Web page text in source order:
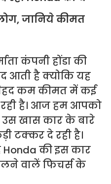
जानिये कीमत
कंपनी होंडा की
आती है क्योकि यह
कम कीमत में कई
रही है। आज हम आपको
उस खास कार के बारे
टक्कर दे रही है।
की इस कार
वालें फिचर्स के